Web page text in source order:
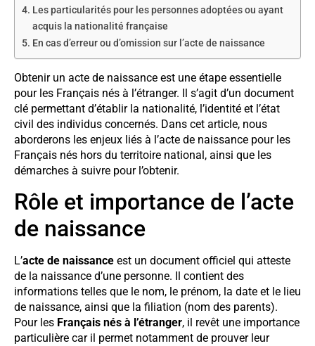
Les particularités pour les personnes adoptées ou ayant
acquis la nationalité française
En cas d’erreur ou d’omission sur l’acte de naissance
Obtenir un acte de naissance est une étape essentielle
pour les Français nés à l’étranger. Il s’agit d’un document
clé permettant d’établir la nationalité, l’identité et l’état
civil des individus concernés. Dans cet article, nous
aborderons les enjeux liés à l’acte de naissance pour les
Français nés hors du territoire national, ainsi que les
démarches à suivre pour l’obtenir.
Rôle et importance de l’acte
de naissance
L’acte de naissance est un document officiel qui atteste
de la naissance d’une personne. Il contient des
informations telles que le nom, le prénom, la date et le lieu
de naissance, ainsi que la filiation (nom des parents).
Pour les Français nés à l’étranger, il revêt une importance
particulière car il permet notamment de prouver leur